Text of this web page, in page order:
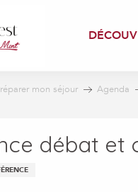
mon séjour Agenda
débat et